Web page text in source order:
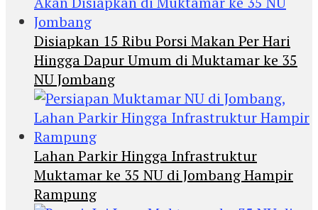
Disiapkan 15 Ribu Porsi Makan Per Hari
Hingga Dapur Umum di Muktamar ke 35
NU Jombang
Lahan Parkir Hingga Infrastruktur
Muktamar ke 35 NU di Jombang Hampir
Rampung